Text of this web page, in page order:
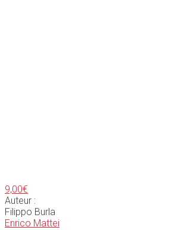
9,00€
Auteur :
Filippo Burla
Enrico Mattei